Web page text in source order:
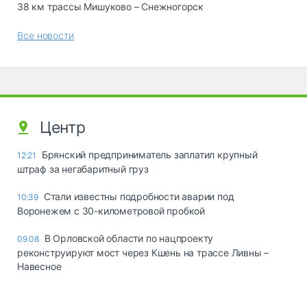
38 км трассы Мишуково – Снежногорск
Все новости
Центр
12:21
Брянский предприниматель заплатил крупный
штраф за негабаритный груз
10:39 Стали известны подробности аварии под
Воронежем с 30-километровой пробкой
09.08 В Орловской области по нацпроекту
реконструируют мост через Кшень на трассе Ливны –
Навесное